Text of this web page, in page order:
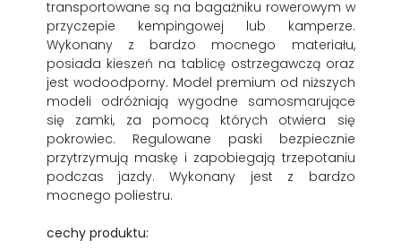
transportowane są na bagażniku rowerowym w
przyczepie kempingowej lub kamperze.
Wykonany z bardzo mocnego materiału,
posiada kieszeń na tablicę ostrzegawczą oraz
jest wodoodporny. Model premium od niższych
modeli odróżniają wygodne samosmarujące
się zamki, za pomocą których otwiera się
pokrowiec. Regulowane paski bezpiecznie
przytrzymują maskę i zapobiegają trzepotaniu
podczas jazdy. Wykonany jest z bardzo
mocnego poliestru.
cechy produktu: